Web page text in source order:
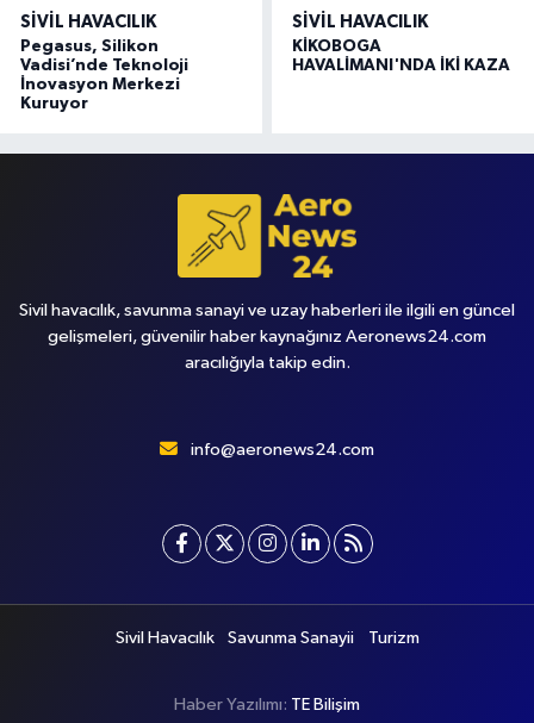
SIVIL HAVACILIK
Pegasus, Silikon
Vadisi’nde Teknoloji
İnovasyon Merkezi
Kuruyor
SIVIL HAVACILIK
KİKOBOGA
HAVALİMANI'NDA İKİ KAZA
Sivil havacılık, savunma sanayi ve uzay haberleri ile ilgili en güncel
gelişmeleri, güvenilir haber kaynağınız Aeronews24.com
aracılığıyla takip edin.
info@aeronews24.com
Sivil Havacılık Savunma Sanayii Turizm
Haber Yazılımı: TE Bilişim